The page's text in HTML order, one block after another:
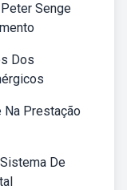
Senge
Dos
Prestação
De